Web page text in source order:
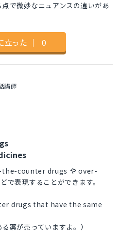
で微妙なニュアンスの違いがあ
立った ｜ 0
講師
the-counter drugs や over-
表現することができます。
drugs that have the same
薬が売っていますよ。）